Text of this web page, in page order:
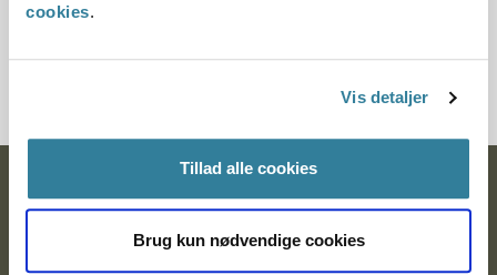
cookies.
Vis detaljer
Tillad alle cookies
Brug kun nødvendige cookies
Journalnummer
20360-87
Ankestyrelsen